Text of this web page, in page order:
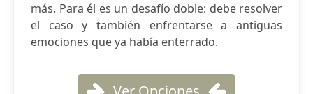
más. Para él es un desafío doble: debe resolver
el caso y también enfrentarse a antiguas
emociones que ya había enterrado.